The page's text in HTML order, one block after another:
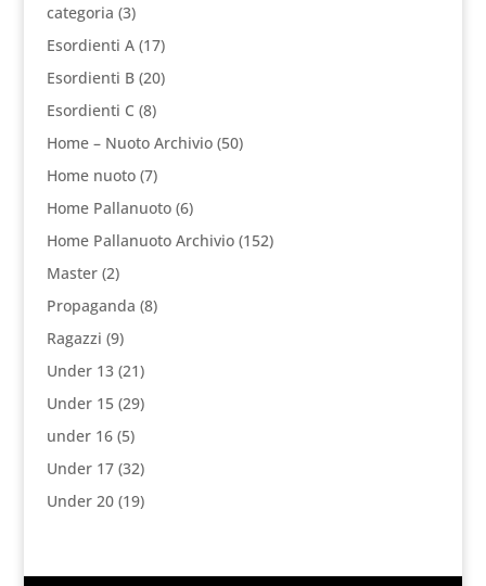
categoria (3)
Esordienti A(17)
Esordienti B(20)
Esordienti C (8)
Home – Nuoto Archivio(50)
Home nuoto(7)
Home Pallanuoto(6)
Home Pallanuoto Archivio(152)
Master(2)
Propaganda (8)
Ragazzi (9)
Under 13(21)
Under 15(29)
under 16(5)
Under 17(32)
Under 20(19)